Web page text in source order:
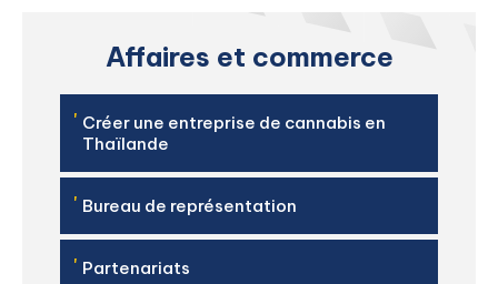
Affaires et commerce
' Créer une entreprise de cannabis en
Thaïlande
' Bureau de représentation
' Partenariats